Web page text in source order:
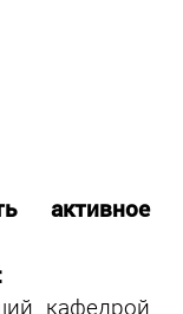
активное
кафедрой